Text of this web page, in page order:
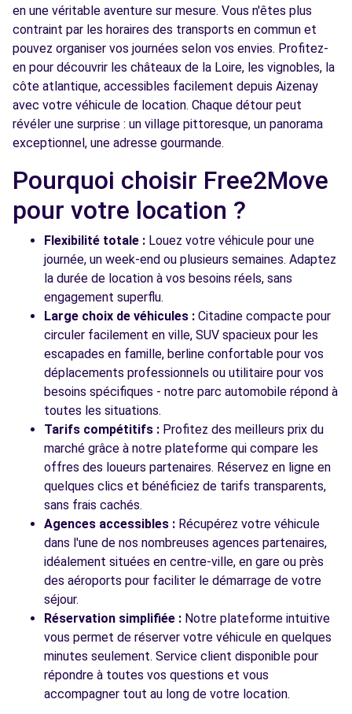
en une véritable aventure sur mesure. Vous n'êtes plus
contraint par les horaires des transports en commun et
pouvez organiser vos journées selon vos envies. Profitez-
en pour découvrir les châteaux de la Loire, les vignobles, la
côte atlantique, accessibles facilement depuis Aizenay
avec votre véhicule de location. Chaque détour peut
révéler une surprise : un village pittoresque, un panorama
exceptionnel, une adresse gourmande.
Pourquoi choisir Free2Move
pour votre location ?
Flexibilité totale : Louez votre véhicule pour une
journée, un week-end ou plusieurs semaines. Adaptez
la durée de location à vos besoins réels, sans
engagement superflu.
Large choix de véhicules : Citadine compacte pour
circuler facilement en ville, SUV spacieux pour les
escapades en famille, berline confortable pour vos
déplacements professionnels ou utilitaire pour vos
besoins spécifiques - notre parc automobile répond à
toutes les situations.
Tarifs compétitifs : Profitez des meilleurs prix du
marché grâce à notre plateforme qui compare les
offres des loueurs partenaires. Réservez en ligne en
quelques clics et bénéficiez de tarifs transparents,
sans frais cachés.
Agences accessibles : Récupérez votre véhicule
dans l'une de nos nombreuses agences partenaires,
idéalement situées en centre-ville, en gare ou près
des aéroports pour faciliter le démarrage de votre
séjour.
Réservation simplifiée : Notre plateforme intuitive
vous permet de réserver votre véhicule en quelques
minutes seulement. Service client disponible pour
répondre à toutes vos questions et vous
accompagner tout au long de votre location.